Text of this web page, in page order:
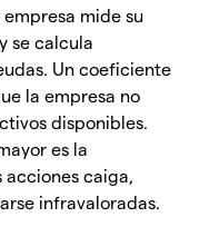
mide su
se calcula
Un coeficiente
la empresa no
disponibles.
es la
caiga,
infravaloradas.